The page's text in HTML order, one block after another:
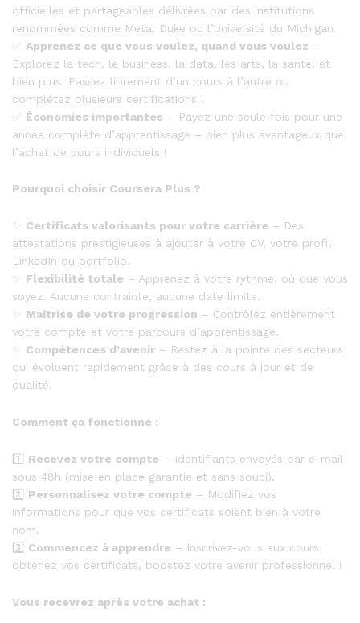
officielles et partageables délivrées par des institutions
renommées comme Meta, Duke ou l’Université du Michigan.
Apprenez ce que vous voulez, quand vous voulez –
Explorez la tech, le business, la data, les arts, la santé, et
bien plus. Passez librement d’un cours à l’autre ou
complétez plusieurs certifications !
Économies importantes – Payez une seule fois pour une
année complète d’apprentissage – bien plus avantageux que
l’achat de cours individuels !
Pourquoi choisir Coursera Plus ?
Certificats valorisants pour votre carrière – Des
attestations prestigieuses à ajouter à votre CV, votre profil
LinkedIn ou portfolio.
Flexibilité totale – Apprenez à votre rythme, où que vous
soyez. Aucune contrainte, aucune date limite.
Maîtrise de votre progression – Contrôlez entièrement
votre compte et votre parcours d’apprentissage.
Compétences d’avenir – Restez à la pointe des secteurs
qui évoluent rapidement grâce à des cours à jour et de
qualité.
Comment ça fonctionne :
1️⃣ Recevez votre compte – Identifiants envoyés par e-mail
sous 48h (mise en place garantie et sans souci).
2️⃣ Personnalisez votre compte – Modifiez vos
informations pour que vos certificats soient bien à votre
nom.
3️⃣ Commencez à apprendre – Inscrivez-vous aux cours,
obtenez vos certificats, boostez votre avenir professionnel !
Vous recevrez après votre achat :